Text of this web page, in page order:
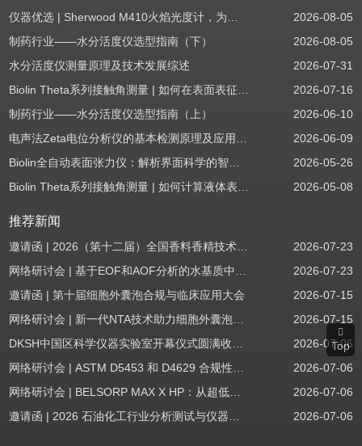
仪器优选 | Sherwood M410火焰光度计，为用户检测提供值得信赖的基准方案
2026-08-05
制药行业——水分活度仪选型指南（下）
2026-08-05
水分活度仪测量原理及技术发展综述
2026-07-31
Biolin Theta系列接触角测量 | 如何在表面表征应用中使用接触角：后退角
2026-07-16
制药行业——水分活度仪选型指南（上）
2026-06-10
电声法Zeta电位分析仪的基本检测原理及应用场景
2026-06-09
Biolin全自动表面张力仪：解析界面科学的智能之眼
2026-05-26
Biolin Theta系列接触角测量 | 如何计算液体表面张力分量
2026-05-08
推荐新闻
邀请函 | 2026（第十二届）全国香料香精技术交流年会
2026-07-23
网络研讨会 | 基于EOF和AOF分析的水基质中PFAS筛查
2026-07-23
邀请函 | 第十届细胞外囊泡合规与临床应用大会
2026-07-15
网络研讨会 | 新一代NTA技术助力细胞外囊泡质量评估与工艺开发
2026-07-15
DKSH中国区科学仪器实验室开幕仪式圆满收官！
2026-07-06
网络研讨会 | ASTM D5453 和 D4629 合规性：无需妥协
2026-07-06
网络研讨会 | BELSORP MAX X HP：从超低压物理吸附到高压吸附
2026-07-06
邀请函 | 2026 石油化工行业分析测试与仪器技术交流会（辽宁站）
2026-07-06
Top